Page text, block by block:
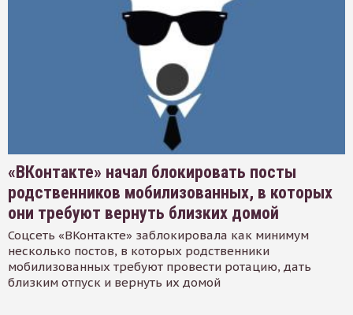
«ВКонтакте» начал блокировать посты
родственников мобилизованных, в которых
они требуют вернуть близких домой
Соцсеть «ВКонтакте» заблокировала как минимум
несколько постов, в которых родственники
мобилизованных требуют провести ротацию, дать
близким отпуск и вернуть их домой